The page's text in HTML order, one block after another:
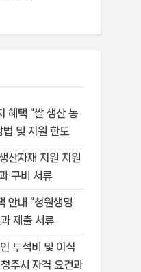
혜택 “쌀 생산 농
및 지원 한도
산자재 지원 지원
구비 서류
안내 “청원생명
제출 서류
투석비 및 이식
주시 자격 요건과